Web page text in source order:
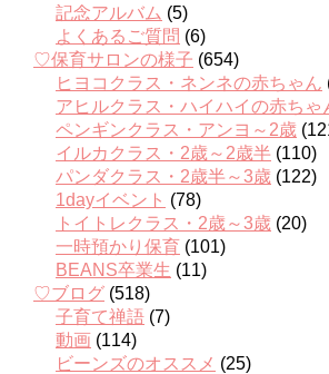
記念アルバム (5)
よくあるご質問 (6)
♡保育サロンの様子 (654)
ヒヨコクラス・ネンネの赤ちゃん
アヒルクラス・ハイハイの赤ちゃ
ペンギンクラス・アンヨ～2歳
イルカクラス・2歳～2歳半 (110)
パンダクラス・2歳半～3歳 (122)
1dayイベント (78)
トイトレクラス・2歳～3歳 (20)
一時預かり保育 (101)
BEANS卒業生 (11)
♡ブログ (518)
子育て禅語 (7)
動画 (114)
ビーンズのオススメ (25)